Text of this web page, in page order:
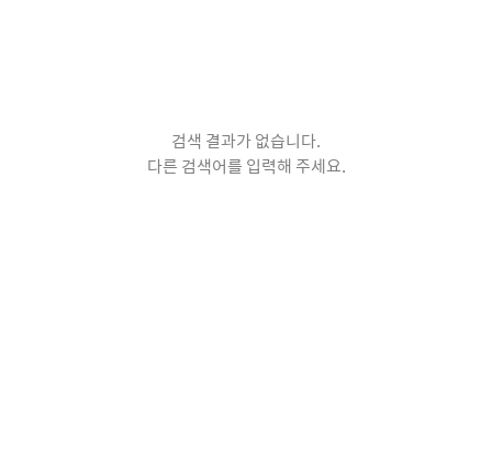
검색 결과가 없습니다.
다른 검색어를 입력해 주세요.